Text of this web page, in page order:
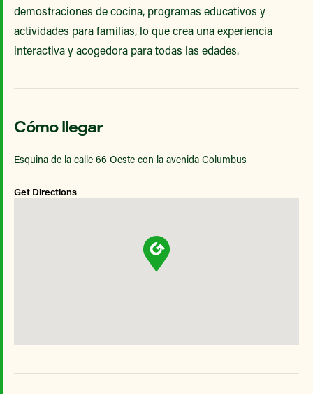
demostraciones de cocina, programas educativos y
actividades para familias, lo que crea una experiencia
interactiva y acogedora para todas las edades.
Cómo llegar
Esquina de la calle 66 Oeste con la avenida Columbus
Get Directions